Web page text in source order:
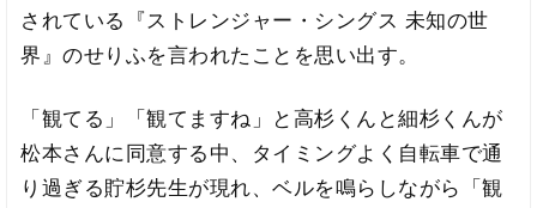
されている『ストレンジャー・シングス 未知の世
界』のせりふを言われたことを思い出す。
「観てる」「観てますね」と高杉くんと細杉くんが
松本さんに同意する中、タイミングよく自転車で通
り過ぎる貯杉先生が現れ、ベルを鳴らしながら「観